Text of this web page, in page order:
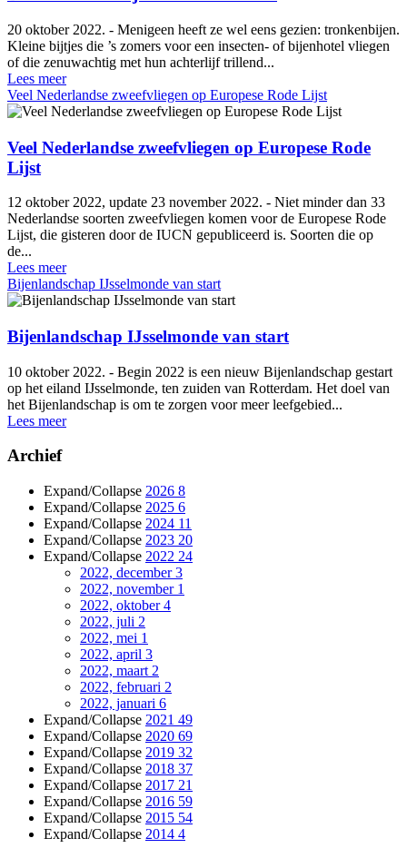
20 oktober 2022. - Menigeen heeft ze wel eens gezien: tronkenbijen.
Kleine bijtjes die ’s zomers voor een insecten- of bijenhotel vliegen
of die zenuwachtig met hun achterlijf trillend...
Lees meer
Veel Nederlandse zweefvliegen op Europese Rode Lijst
Veel Nederlandse zweefvliegen op Europese Rode
Lijst
12 oktober 2022, update 23 november 2022. - Niet minder dan 33
Nederlandse soorten zweefvliegen komen voor de Europese Rode
Lijst, die gisteren door de IUCN gepubliceerd is. Soorten die op
de...
Lees meer
Bijenlandschap IJsselmonde van start
Bijenlandschap IJsselmonde van start
10 oktober 2022. - Begin 2022 is een nieuw Bijenlandschap gestart
op het eiland IJsselmonde, ten zuiden van Rotterdam. Het doel van
het Bijenlandschap is om te zorgen voor meer leefgebied...
Lees meer
Archief
Expand/Collapse 2026 8
Expand/Collapse 2025 6
Expand/Collapse 2024 11
Expand/Collapse 2023 20
Expand/Collapse 2022 24
2022, december3
2022, november 1
2022, oktober4
2022, juli 2
2022, mei 1
2022, april 3
2022, maart 2
2022, februari 2
2022, januari 6
Expand/Collapse 2021 49
Expand/Collapse 2020 69
Expand/Collapse 2019 32
Expand/Collapse 2018 37
Expand/Collapse 2017 21
Expand/Collapse 2016 59
Expand/Collapse 2015 54
Expand/Collapse 2014 4